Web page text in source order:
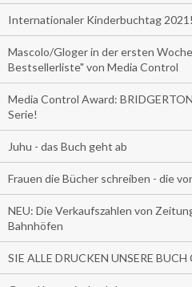
Internationaler Kinderbuchtag 2021!
Mascolo/Gloger in der ersten
Bestsellerliste" von Media Control
Media Control Award:
Serie!
Juhu - das Buch geht ab
Frauen die Bücher schreiben - die
NEU: Die Verkaufszahlen von
Bahnhöfen
SIE ALLE DRUCKEN UNSERE BUCH